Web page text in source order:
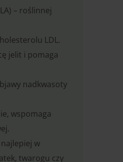
– roślinnej
LDL.
jelit i pomaga
nadkwasoty
wspomaga
w
twarogu czy